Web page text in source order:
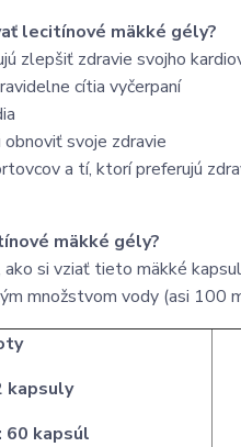
lecitínové mäkké gély?
zlepšiť zdravie svojho
cítia vyčerpaní
obnoviť svoje zdravie
a tí, ktorí preferujú
mäkké gély?
si vziať tieto mäkké
množstvom vody (asi 100
kapsuly
60 kapsúl